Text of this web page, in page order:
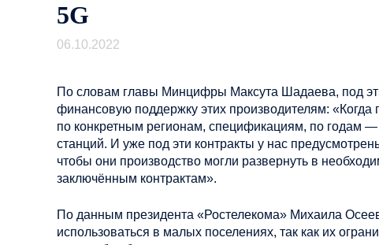
5G
06.10.2022
По словам главы Минцифры Максута Шадаева, под
финансовую поддержку этих производителям: «Когда
по конкретным регионам, спецификациям, по годам —
станций. И уже под эти контракты у нас
чтобы они производство могли развернуть в
заключённым контрактам».
По данным президента «Ростелекома» Михаила
использоваться в малых поселениях, так как их